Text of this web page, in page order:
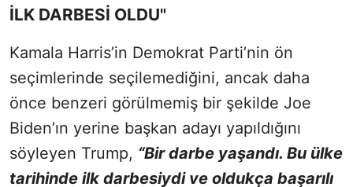
İLK DARBESİ OLDU"
Kamala Harris’in Demokrat Parti’nin ön
seçimlerinde seçilemediğini, ancak daha
önce benzeri görülmemiş bir şekilde Joe
Biden’ın yerine başkan adayı yapıldığını
söyleyen Trump, “Bir darbe yaşandı. Bu ülke
tarihinde ilk darbesiydi ve oldukça başarılı